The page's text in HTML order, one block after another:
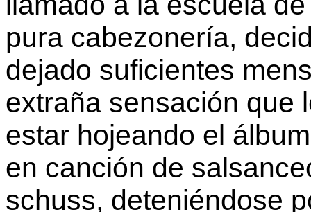
pura cabezonería,
dejado suficientes
extraña sensación que
estar hojeando el
en canción de
schuss, deteniéndose